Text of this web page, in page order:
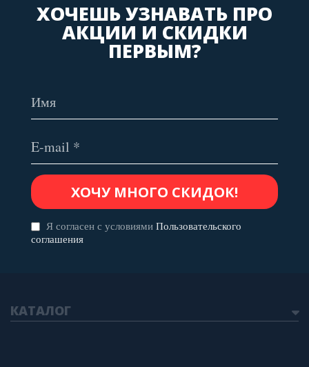
ХОЧЕШЬ УЗНАВАТЬ ПРО
АКЦИИ И СКИДКИ
ПЕРВЫМ?
Я согласен с условиями Пользовательского
соглашения
КАТАЛОГ